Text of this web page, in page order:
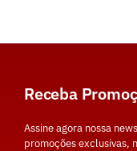
Receba
Assine agora nossa
promoções exclusivas,